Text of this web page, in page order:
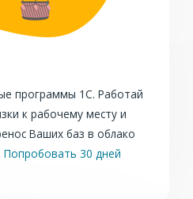
программы 1С. Работай
к рабочему месту и
Ваших баз в облако
Попробовать 30 дней